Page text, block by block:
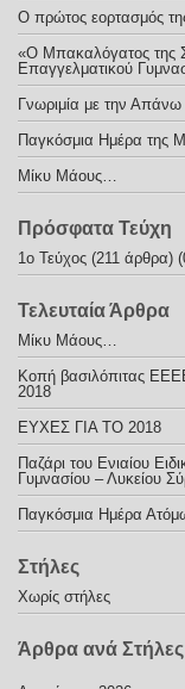
Ο πρώτος εορτασμός
«Ο Μπακαλόγατος της
Επαγγελματικού
Γνωριμία με την Απάνω
Παγκόσμια Ημέρα της
Μίκυ Μάους…
Πρόσφατα Τεύχη
1ο Τεύχος (211 άρθρα)
Τελευταία Άρθρα
Μίκυ Μάους…
Κοπή βασιλόπιτας
2018
ΕΥΧΕΣ ΓΙΑ ΤΟ 2018
Παζάρι του Ενιαίου
Γυμνασίου – Λυκείου
Παγκόσμια Ημέρα
Στήλες
Χωρίς στήλες
Άρθρα ανά Στήλες